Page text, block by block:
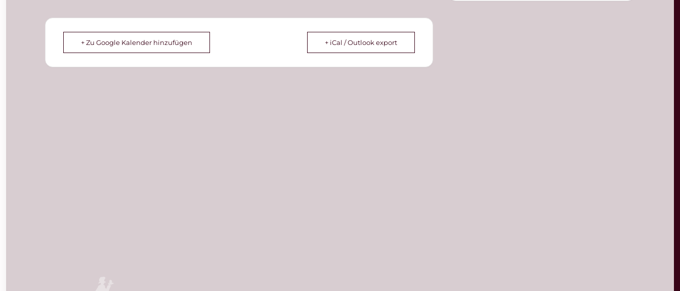
+ Zu Google Kalender hinzufügen + iCal / Outlook export